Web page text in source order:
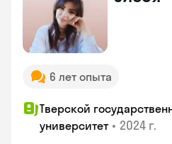
6 лет опыта
Тверской
университет • 2024 г.